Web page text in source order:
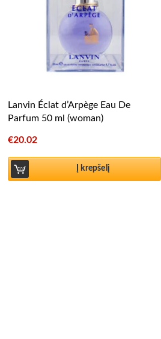
Lanvin Éclat d’Arpège Eau De
Parfum 50 ml (woman)
€20.02
Į krepšelį